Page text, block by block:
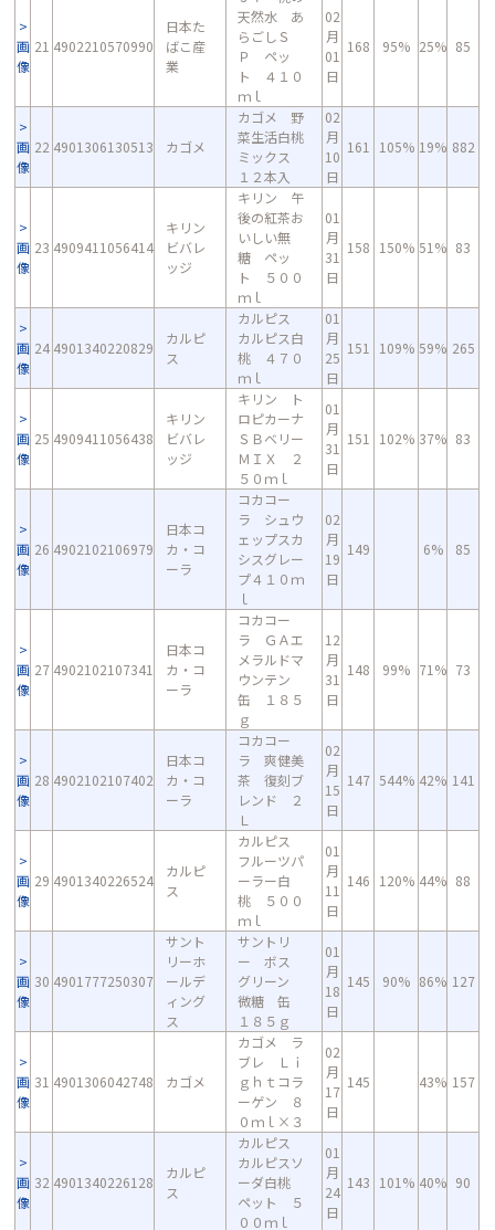
画
像
21 4902210570990
日本た
ばこ産
業
天然水 あ
らごしＳ
Ｐ ペッ
ト ４１０
ｍｌ
02
月
01
日
168 95% 25% 85
画
像
22 4901306130513 カゴメ
カゴメ 野
菜生活白桃
ミックス
１２本入
02
月
10
日
161 105% 19% 882
画
像
23 4909411056414
キリン
ビバレ
ッジ
キリン 午
後の紅茶お
いしい無
糖 ペッ
ト ５００
ｍｌ
01
月
31
日
158 150% 51% 83
画
像
24 4901340220829
カルピ
ス
カルピス
カルピス白
桃 ４７０
ｍｌ
01
月
25
日
151 109% 59% 265
画
像
25 4909411056438
キリン
ビバレ
ッジ
キリン ト
ロピカーナ
ＳＢベリー
ＭＩＸ ２
５０ｍｌ
01
月
31
日
151 102% 37% 83
画
像
26 4902102106979
日本コ
カ・コ
ーラ
コカコー
ラ シュウ
ェップスカ
シスグレー
プ４１０ｍ
ｌ
02
月
19
日
149 6% 85
画
像
27 4902102107341
日本コ
カ・コ
ーラ
コカコー
ラ ＧＡエ
メラルドマ
ウンテン
缶 １８５
ｇ
12
月
31
日
148 99% 71% 73
画
像
28 4902102107402
日本コ
カ・コ
ーラ
コカコー
ラ 爽健美
茶 復刻ブ
レンド ２
Ｌ
02
月
15
日
147 544% 42% 141
画
像
29 4901340226524
カルピ
ス
カルピス
フルーツパ
ーラー白
桃 ５００
ｍｌ
01
月
11
日
146 120% 44% 88
画
像
30 4901777250307
サント
リーホ
ールデ
ィング
ス
サントリ
ー ボス
グリーン
微糖 缶
１８５ｇ
01
月
18
日
145 90% 86% 127
画
像
31 4901306042748 カゴメ
カゴメ ラ
ブレ Ｌｉ
ｇｈｔコラ
ーゲン ８
０ｍｌ×３
02
月
17
日
145 43% 157
画
像
32 4901340226128
カルピ
ス
カルピス
カルピスソ
ーダ白桃
ペット ５
００ｍｌ
01
月
24
日
143 101% 40% 90